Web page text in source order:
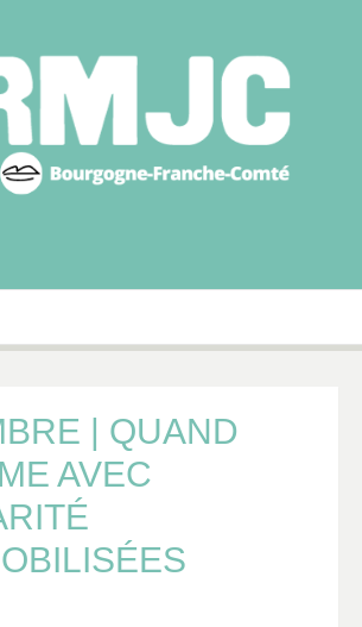
des MJC
Franche-
| QUAND
AVEC